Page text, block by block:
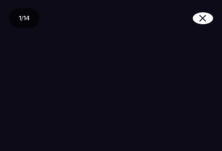
1/14
Hoe verbindt het